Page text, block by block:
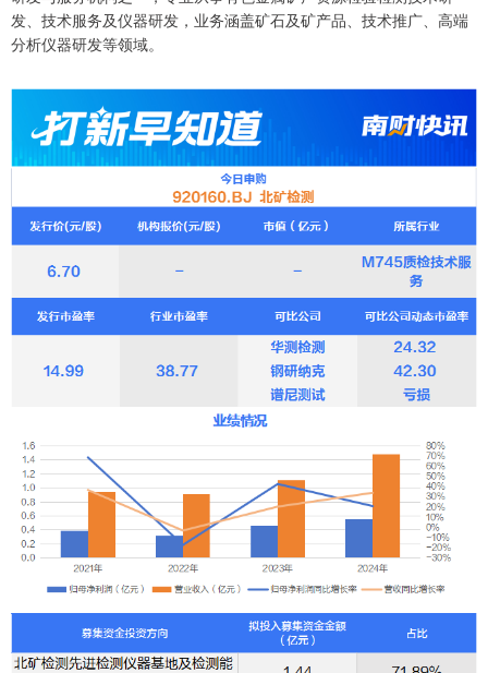
发、技术服务及仪器研发，业务涵盖矿石及矿产品、技术推广、高端
分析仪器研发等领域。